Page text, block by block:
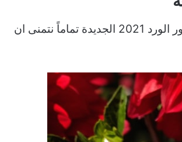
تم اضافة مجموعة جديدة وتحديث الصفحة مع باقة من اجمل صور الورد 2021 الجديدة تماماً نتمنى ان